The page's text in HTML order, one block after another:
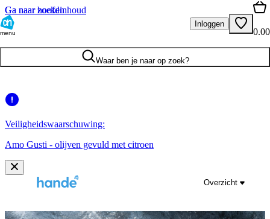
Ga naar hoofdinhoud
Ga naar zoeken
menu
Inloggen
0.00
Waar ben je naar op zoek?
Veiligheidswaarschuwing:
Amo Gusti - olijven gevuld met citroen
Overzicht